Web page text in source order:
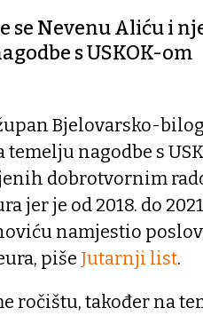
se Nevenu Aliću i
s USKOK-om
Bjelovarsko-
temelju nagodbe s
dobrotvornim
jer je od 2018. do
namjestio
piše Jutarnji list.
ročištu, također na